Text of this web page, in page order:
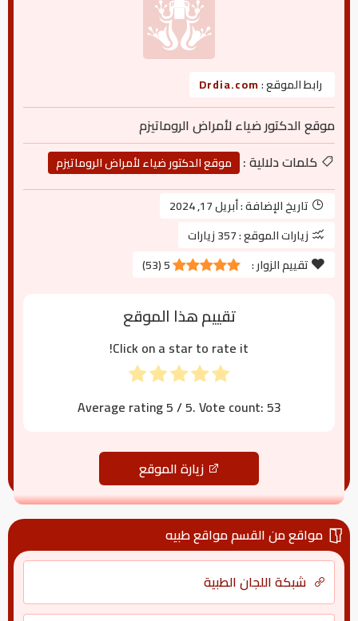
رابط الموقع :Drdia.com
موقع الدكتور ضياء لأمراض الروماتيزم
كلمات دلالية :
موقع الدكتور ضياء لأمراض الروماتيزم
تاريخ الإضافة :أبريل 17, 2024
زيارات الموقع :357 زيارات
تقييم الزوار :
5
(
53
)
تقييم هذا الموقع
Click on a star to rate it!
Average rating5/ 5. Vote count:53
زيارة الموقع
مواقع من القسم مواقع طبيه
شبكة اللجان الطبية